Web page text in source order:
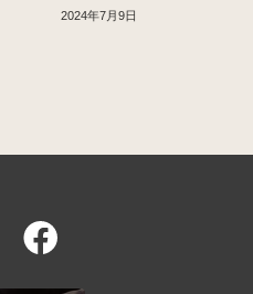
2024年7月9日